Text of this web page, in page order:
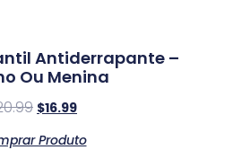
Antiderrapante –
Ou Menina
$16.99
Produto